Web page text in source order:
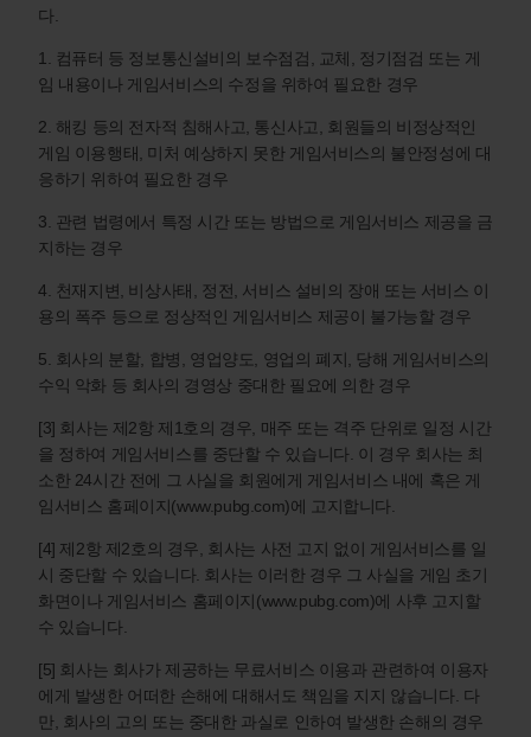
다.
1. 컴퓨터 등 정보통신설비의 보수점검, 교체, 정기점검 또는 게
임 내용이나 게임서비스의 수정을 위하여 필요한 경우
2. 해킹 등의 전자적 침해사고, 통신사고, 회원들의 비정상적인
게임 이용행태, 미처 예상하지 못한 게임서비스의 불안정성에 대
응하기 위하여 필요한 경우
3. 관련 법령에서 특정 시간 또는 방법으로 게임서비스 제공을 금
지하는 경우
4. 천재지변, 비상사태, 정전, 서비스 설비의 장애 또는 서비스 이
용의 폭주 등으로 정상적인 게임서비스 제공이 불가능할 경우
5. 회사의 분할, 합병, 영업양도, 영업의 폐지, 당해 게임서비스의
수익 악화 등 회사의 경영상 중대한 필요에 의한 경우
[3] 회사는 제2항 제1호의 경우, 매주 또는 격주 단위로 일정 시간
을 정하여 게임서비스를 중단할 수 있습니다. 이 경우 회사는 최
소한 24시간 전에 그 사실을 회원에게 게임서비스 내에 혹은 게
임서비스 홈페이지(www.pubg.com)에 고지합니다.
[4] 제2항 제2호의 경우, 회사는 사전 고지 없이 게임서비스를 일
시 중단할 수 있습니다. 회사는 이러한 경우 그 사실을 게임 초기
화면이나 게임서비스 홈페이지(www.pubg.com)에 사후 고지할
수 있습니다.
[5] 회사는 회사가 제공하는 무료서비스 이용과 관련하여 이용자
에게 발생한 어떠한 손해에 대해서도 책임을 지지 않습니다. 다
만, 회사의 고의 또는 중대한 과실로 인하여 발생한 손해의 경우